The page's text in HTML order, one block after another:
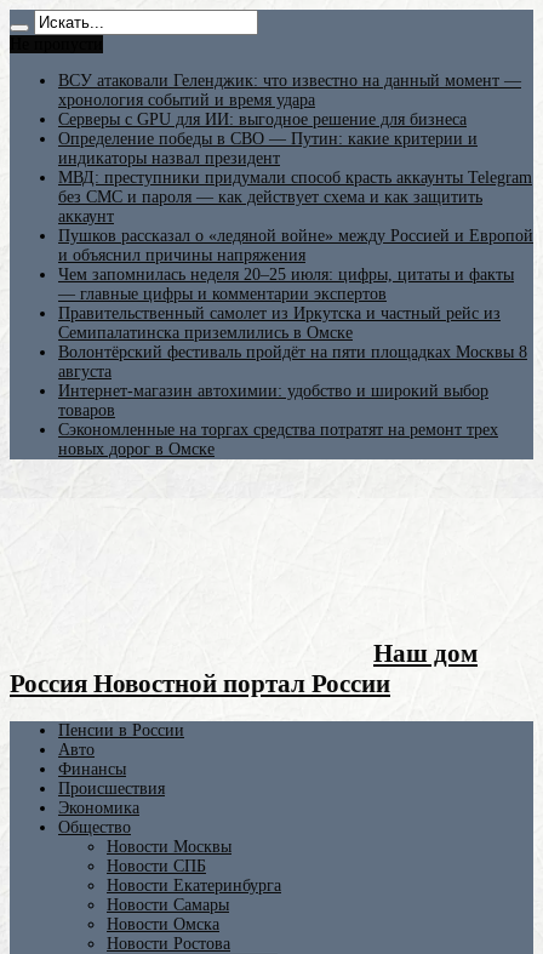
ВСУ атаковали Геленджик: что известно на данный момент —
хронология событий и время удара
Серверы с GPU для ИИ: выгодное решение для бизнеса
Определение победы в СВО — Путин: какие критерии и
индикаторы назвал президент
МВД: преступники придумали способ красть аккаунты Telegram
без СМС и пароля — как действует схема и как защитить
аккаунт
Пушков рассказал о «ледяной войне» между Россией и Европой
и объяснил причины напряжения
Чем запомнилась неделя 20–25 июля: цифры, цитаты и факты
— главные цифры и комментарии экспертов
Правительственный самолет из Иркутска и частный рейс из
Семипалатинска приземлились в Омске
Волонтёрский фестиваль пройдёт на пяти площадках Москвы 8
августа
Интернет-магазин автохимии: удобство и широкий выбор
товаров
Сэкономленные на торгах средства потратят на ремонт трех
новых дорог в Омске
Наш дом
Россия Новостной портал России
Пенсии в России
Авто
Финансы
Происшествия
Экономика
Общество
Новости Москвы
Новости СПБ
Новости Екатеринбурга
Новости Самары
Новости Омска
Новости Ростова